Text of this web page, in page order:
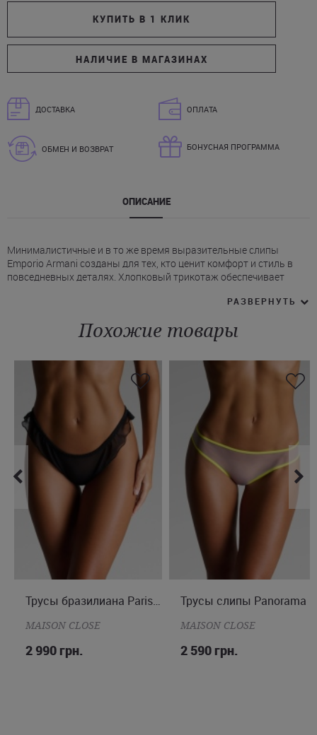
КУПИТЬ В 1 КЛИК
НАЛИЧИЕ В МАГАЗИНАХ
ДОСТАВКА ОПЛАТА
ОБМЕН И ВОЗВРАТ БОНУСНАЯ ПРОГРАММА
ОПИСАНИЕ
Минималистичные и в то же время выразительные слипы
Emporio Armani созданы для тех, кто ценит комфорт и стиль в
повседневных деталях. Хлопковый трикотаж обеспечивает
посадка с классическим вырезом по бедру подчеркивает силуэт.
* Классический крой, полностью закрывающий ягодицы.
* Контрастный эластичный пояс с логотипом Эмпорио Армани и
мягкая ластовица гарантируют уверенность в движении.
На нашем сайте вы можете купить трусы слипы хлопок bi-pack
Emporio Armani в цветах серый меланж, черный с белой
резинкой или белые в черную полоску. Оформляйте заказ на
Juliette с удобной доставкой по Украине!
РАЗВЕРНУТЬ
Похожие товары
M Трусы бразилиана Parisienne
MAISON CLOSE
2 990 грн.
S
Трусы слипы Panorama
MAISON CLOSE
2 590 грн.